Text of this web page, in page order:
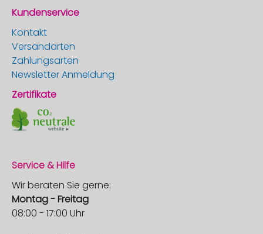
Kundenservice
Kontakt
Versandarten
Zahlungsarten
Newsletter Anmeldung
Zertifikate
Service & Hilfe
Wir beraten Sie gerne:
Montag - Freitag
08:00 - 17:00 Uhr